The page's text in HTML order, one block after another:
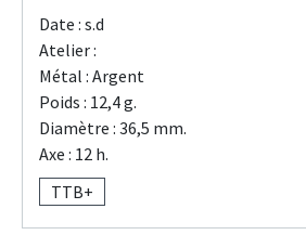
Date : s.d
Atelier :
Métal : Argent
Poids : 12,4 g.
Diamètre : 36,5 mm.
Axe : 12 h.
TTB+